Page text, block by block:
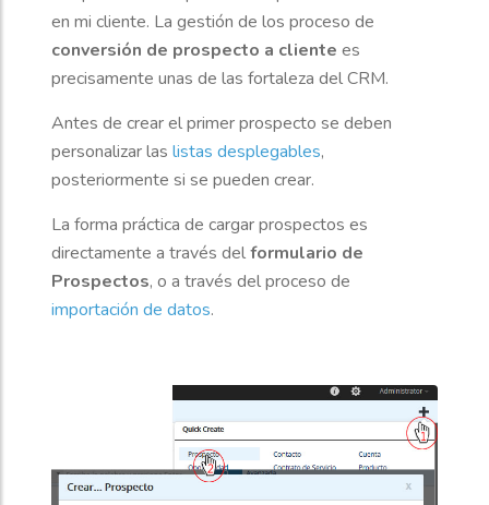
en mi cliente. La gestión de los proceso de
conversión de prospecto a cliente es
precisamente unas de las fortaleza del CRM.
Antes de crear el primer prospecto se deben
personalizar las listas desplegables,
posteriormente si se pueden crear.
La forma práctica de cargar prospectos es
directamente a través delformulario de
Prospectos, o a través del proceso de
importación de datos.